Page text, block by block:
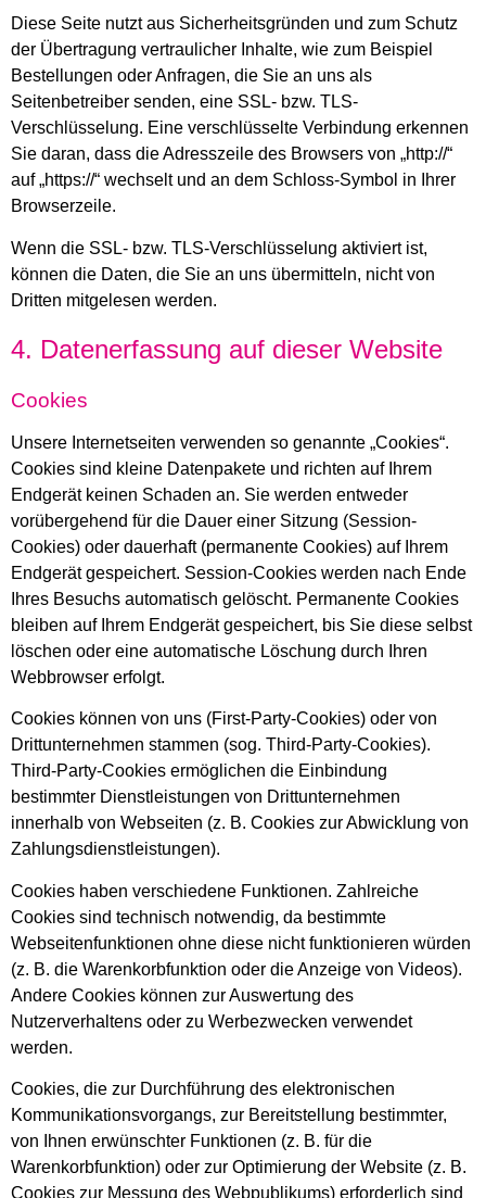
Diese Seite nutzt aus Sicherheitsgründen und zum Schutz
der Übertragung vertraulicher Inhalte, wie zum Beispiel
Bestellungen oder Anfragen, die Sie an uns als
Seitenbetreiber senden, eine SSL- bzw. TLS-
Verschlüsselung. Eine verschlüsselte Verbindung erkennen
Sie daran, dass die Adresszeile des Browsers von „http://“
auf „https://“ wechselt und an dem Schloss-Symbol in Ihrer
Browserzeile.
Wenn die SSL- bzw. TLS-Verschlüsselung aktiviert ist,
können die Daten, die Sie an uns übermitteln, nicht von
Dritten mitgelesen werden.
4. Datenerfassung auf dieser Website
Cookies
Unsere Internetseiten verwenden so genannte „Cookies“.
Cookies sind kleine Datenpakete und richten auf Ihrem
Endgerät keinen Schaden an. Sie werden entweder
vorübergehend für die Dauer einer Sitzung (Session-
Cookies) oder dauerhaft (permanente Cookies) auf Ihrem
Endgerät gespeichert. Session-Cookies werden nach Ende
Ihres Besuchs automatisch gelöscht. Permanente Cookies
bleiben auf Ihrem Endgerät gespeichert, bis Sie diese selbst
löschen oder eine automatische Löschung durch Ihren
Webbrowser erfolgt.
Cookies können von uns (First-Party-Cookies) oder von
Drittunternehmen stammen (sog. Third-Party-Cookies).
Third-Party-Cookies ermöglichen die Einbindung
bestimmter Dienstleistungen von Drittunternehmen
innerhalb von Webseiten (z. B. Cookies zur Abwicklung von
Zahlungsdienstleistungen).
Cookies haben verschiedene Funktionen. Zahlreiche
Cookies sind technisch notwendig, da bestimmte
Webseitenfunktionen ohne diese nicht funktionieren würden
(z. B. die Warenkorbfunktion oder die Anzeige von Videos).
Andere Cookies können zur Auswertung des
Nutzerverhaltens oder zu Werbezwecken verwendet
werden.
Cookies, die zur Durchführung des elektronischen
Kommunikationsvorgangs, zur Bereitstellung bestimmter,
von Ihnen erwünschter Funktionen (z. B. für die
Warenkorbfunktion) oder zur Optimierung der Website (z. B.
Cookies zur Messung des Webpublikums) erforderlich sind